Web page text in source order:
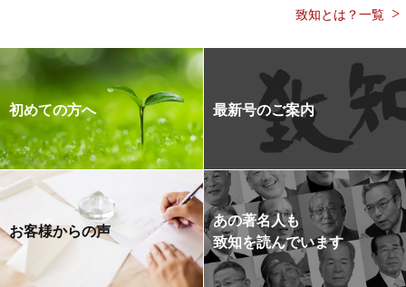
致知とは？一覧
初めての方へ 最新号のご案内
お客様からの声
あの著名人も
致知を読んでいます